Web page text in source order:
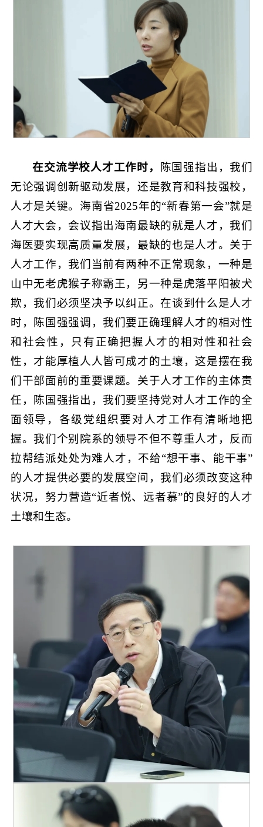
在交流学校人才工作时，
陈国强指出，我们
无论强调创新驱动发展，还是教育和科技强校，
人才是关键。海南省2025年的“新春第一会”就是
人才大会，会议指出海南最缺的就是人才，我们
海医要实现高质量发展，最缺的也是人才。关于
人才工作，我们当前有两种不正常现象，一种是
山中无老虎猴子称霸王，另一种是虎落平阳被犬
欺，我们必须坚决予以纠正。在谈到什么是人才
时，陈国强强调，我们要正确理解人才的相对性
和社会性，只有正确把握人才的相对性和社会
性，才能厚植人人皆可成才的土壤，这是摆在我
们干部面前的重要课题。关于人才工作的主体责
任，陈国强指出，我们要坚持党对人才工作的全
面领导，各级党组织要对人才工作有清晰地把
握。我们个别院系的领导不但不尊重人才，反而
拉帮结派处处为难人才，不给“想干事、能干事”
的人才提供必要的发展空间，我们必须改变这种
状况，努力营造“近者悦、远者慕”的良好的人才
土壤和生态。